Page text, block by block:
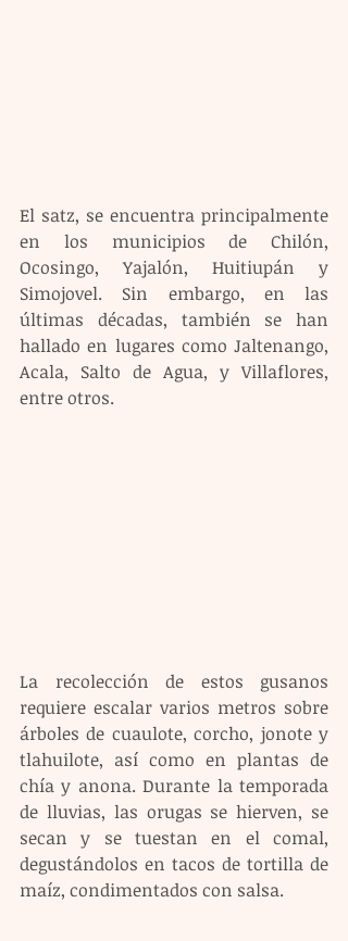
El satz, se encuentra principalmente
en los municipios de Chilón,
Ocosingo, Yajalón, Huitiupán y
Simojovel. Sin embargo, en las
últimas décadas, también se han
hallado en lugares como Jaltenango,
Acala, Salto de Agua, y Villaflores,
entre otros.
La recolección de estos gusanos
requiere escalar varios metros sobre
árboles de cuaulote, corcho, jonote y
tlahuilote, así como en plantas de
chía y anona. Durante la temporada
de lluvias, las orugas se hierven, se
secan y se tuestan en el comal,
degustándolos en tacos de tortilla de
maíz, condimentados con salsa.